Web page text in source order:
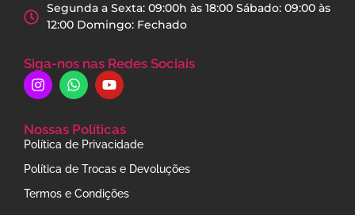
Segunda a Sexta: 09:00h às 18:00 Sábado: 09:00 às
12:00 Domingo: Fechado
Siga-nos nas Redes Sociais
Nossas Políticas
Política de Privacidade
Política de Trocas e Devoluções
Termos e Condições